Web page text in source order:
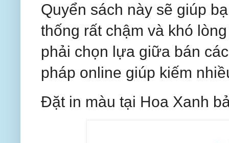
Quyển sách này sẽ giúp
thống rất chậm và khó
phải chọn lựa giữa bán
pháp online giúp kiếm
Đặt in màu tại Hoa Xanh